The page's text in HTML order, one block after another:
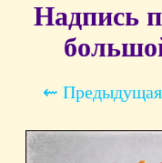
Надпись
⇜ Предыдущая